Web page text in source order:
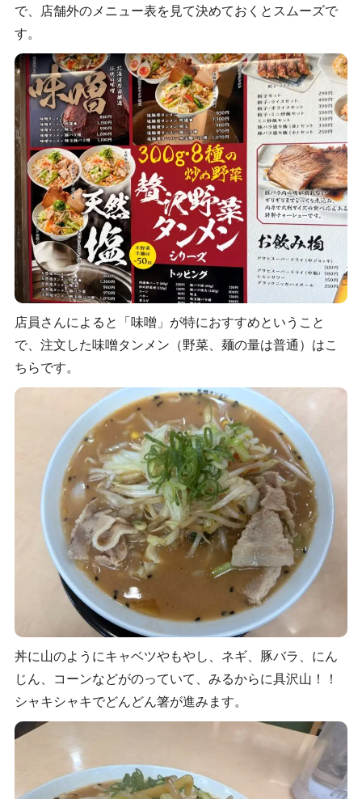
で、店舗外のメニュー表を見て決めておくとスムーズで
す。
店員さんによると「味噌」が特におすすめということ
で、注文した味噌タンメン（野菜、麺の量は普通）はこ
ちらです。
丼に山のようにキャベツやもやし、ネギ、豚バラ、にん
じん、コーンなどがのっていて、みるからに具沢山！！
シャキシャキでどんどん箸が進みます。